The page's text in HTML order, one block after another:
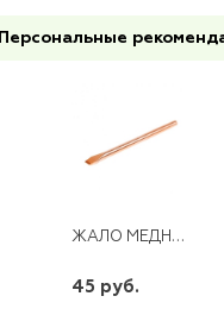
Персональные
ЖАЛО МЕДНОЕ ДЛЯ ПАЯЛЬНИКА 25ВТ
45 руб.